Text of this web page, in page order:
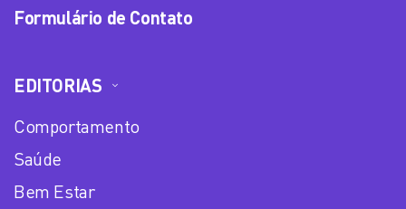
Formulário de Contato
EDITORIAS
Comportamento
Saúde
Bem Estar